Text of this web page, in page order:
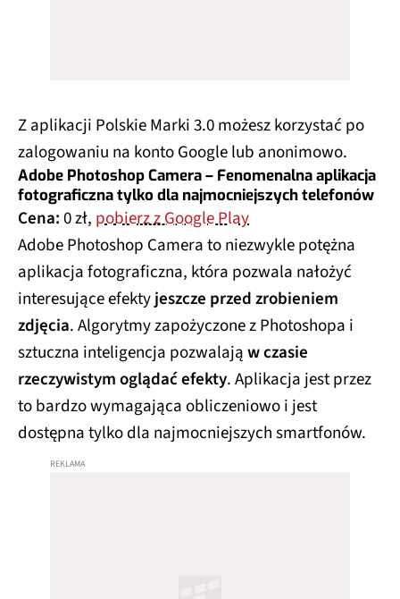
Z aplikacji Polskie Marki 3.0 możesz korzystać po
zalogowaniu na konto Google lub anonimowo.
Adobe Photoshop Camera – Fenomenalna aplikacja
fotograficzna tylko dla najmocniejszych telefonów
Cena:0 zł, pobierz z Google Play
Adobe Photoshop Camera to niezwykle potężna
aplikacja fotograficzna, która pozwala nałożyć
interesujące efektyjeszcze przed zrobieniem
zdjęcia. Algorytmy zapożyczone z Photoshopa i
sztuczna inteligencja pozwalająw czasie
rzeczywistym oglądać efekty. Aplikacja jest przez
to bardzo wymagająca obliczeniowo i jest
dostępna tylko dla najmocniejszych smartfonów.